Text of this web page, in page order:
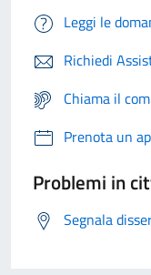
Leggi le
Richiedi
Chiama il
Prenota un
Problemi in
Segnala